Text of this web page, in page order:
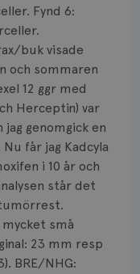
Fynd 6:
buk visade
och sommaren
12 ggr med
Herceptin) var
jag genomgick en
får jag Kadcyla
i 10 år och
står det
tumörrest.
små
23 mm resp
BRE/NHG: